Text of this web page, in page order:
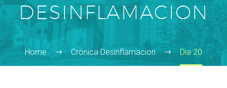
DESINFLAMACION
Home Cronica Desinflamacion Dia 20